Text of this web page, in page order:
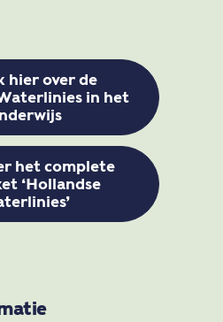
hier over de
in het
het complete
‘Hollandse